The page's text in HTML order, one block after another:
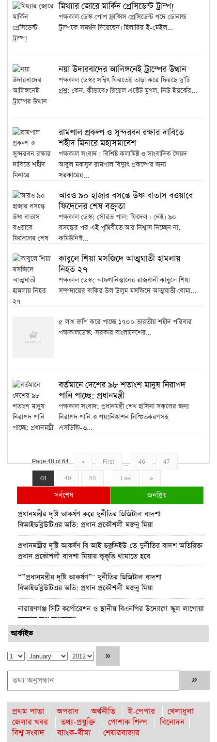
মিথ্যার জোরে মার্কিন প্রেসিডেন্ট ট্রাম্প!
পক্ষকাল ডেস্ক পোপ ফ্রান্সিস প্রেসিডেন্ট পদে ডোনাল্ড
ট্রাম্পকে সমর্থন দিয়েছেন। হিলারির ই-মেইল...
নয়া উদারবাদের আলিঙ্গনেই ট্রাম্পের উত্থান
পক্ষকাল ডেস্কঃ সম্বিৎ ফিরতেই তাড়া করে ফিরছে দু’টি
প্রশ্ন: কেন, কীভাবে? রিয়েল এস্টেট মুগল, নিউ ইয়র্কের...
রামপাল প্রকল্প ও সুন্দরবন রক্ষার দাবিতে
শহীদ মিনারে মহাসমাবেশ
পক্ষকাল সংবাদ : বিশিষ্ট কলামিষ্ট ও সাংবাদিক সৈয়দ
আবুল মকসুদ রামপাল বিদ্যুৎ প্রকল্পের জন্য
সরকারের...
আরও ৯০ হাজার বসন্তে উষ্ণ বাতাস বওয়াবে
ফিদেলের শেষ বক্তৃতা
পক্ষকাল ডেস্ক; সৌরভ পাল: ফিদেল । নেই। ৯০
বসন্তের পর এই পৃথিবীতে আর নিশ্বাস নিচ্ছেন না,
কমিউনিস্ট...
কাবুলে শিয়া মসজিদে আত্মঘাতী হামলায়
নিহত ২৭
পক্ষকাল ডেস্ক: আফগানিস্তানের রাজধানী কাবুলে শিয়া
সম্প্রদায়ের বাকির উল উলুম মসজিদে আত্মঘাতী বোমা...
৫ লাখ রুপি করে পাচ্ছে ১৭০০ ভারতীয় শহীদ পরিবার
পক্ষকালডেস্ক: সরকার বাংলাদেশের...
বর্তমানে দেশের ৯৮ শতাংশ মানুষ নিরাপদ
পানি পাচ্ছে: প্রধানমন্ত্রী
পক্ষকাল সংবাদ: প্রধানমন্ত্রী শেখ হাসিনা সকলের জন্য
নিরাপদ পানি ও পয়ঃনিষ্কাশন নিশ্চিতকরণসহ
এসডিজি-৬...
Page 48 of 64 « First ... 46 47
48 49 50 ... Last »
সর্বশেষ
জনপ্রিয়
প্রধানমন্ত্রীর দৃষ্টি আকর্ষণ করে দুর্নীতির ডিজিটাল বাদশা
বিআইডব্লিউটিএর অতি: প্রধান প্রকৌশলী মজনু মিয়া
প্রধানমন্ত্রীর দৃষ্টি আকর্ষণ বি আই ডব্লুভিইউ-তে দুর্নীতির বাদশ অতিরিক্ত
প্রধান প্রকৌশলী বাদশা মিয়ার কূকৃতি থামাতে হবে
“”প্রধানমন্ত্রীর দৃষ্টি আকর্ষণ”" দুর্নীতির ডিজিটাল বাদশা
বিআইডব্লিউটিএর অতি: প্রধান প্রকৌশলী মজনু মিয়া
নারায়ণগঞ্জ সিটি কর্পোরেশন ও স্থানীয় বিএনপির উদ্যোগে স্কুল লাগোয়া
ময়লার স্তুপ অপসারণ
পটুয়াখালীতে আমতলীর শ্রমিক দল সভাপতিকে কুপিয়ে ও পিটিয়ে
হত্যা
কুমিল্লার প্রথম নারী জেলা প্রশাসক হলেন রোজী আক্তার
নারায়ণগঞ্জে ড্রোনের মাধ্যমে হবে ডিজিটাল ভূমি জরিপ জেলা প্রশাসক-
মো. রায়হান কবির
চাকরির নয় বছরে কোটিপতি রাজউকের ইমারত পরিদর্শক
মনিরুজ্জামান
আর্কাইভ
প্রথম পাতা অপরাধ অর্থনীতি ই-পেপার
খেলাধুলা
জেলার খবর
তথ্য-প্রযুক্তি পোশাক শিল্প
বিনোদন
বিশ্ব সংবাদ
ব্যাংক-বীমা শেয়ারবাজার